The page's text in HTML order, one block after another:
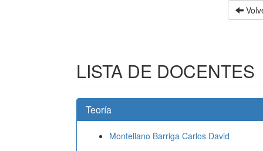
LISTA DE DOCENTES
Teoría
Montellano Barriga Carlos David